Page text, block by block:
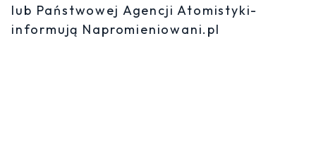
lub Państwowej Agencji Atomistyki-
informują Napromieniowani.pl